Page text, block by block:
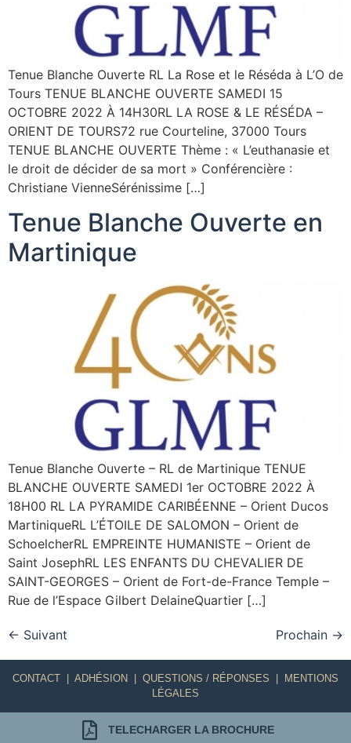
Tenue Blanche Ouverte RL La Rose et le Réséda à L’O de
Tours TENUE BLANCHE OUVERTE SAMEDI 15
OCTOBRE 2022 À 14H30RL LA ROSE & LE RÉSÉDA –
ORIENT DE TOURS72 rue Courteline, 37000 Tours
TENUE BLANCHE OUVERTE Thème : « L’euthanasie et
le droit de décider de sa mort » Conférencière :
Christiane VienneSérénissime […]
Tenue Blanche Ouverte en
Martinique
Tenue Blanche Ouverte – RL de Martinique TENUE
BLANCHE OUVERTE SAMEDI 1er OCTOBRE 2022 À
18H00 RL LA PYRAMIDE CARIBÉENNE – Orient Ducos
MartiniqueRL L’ÉTOILE DE SALOMON – Orient de
SchoelcherRL EMPREINTE HUMANISTE – Orient de
Saint JosephRL LES ENFANTS DU CHEVALIER DE
SAINT-GEORGES – Orient de Fort-de-France Temple –
Rue de l’Espace Gilbert DelaineQuartier […]
← Suivant Prochain →
CONTACT ADHÉSION QUESTIONS / RÉPONSES
MENTIONS
LÉGALES
TELECHARGER LA BROCHURE